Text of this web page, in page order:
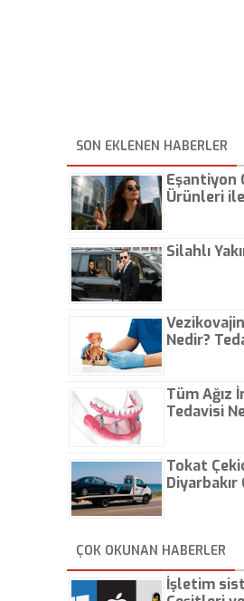
SON EKLENEN HABERLER
Eşantiyon
Ürünleri ile
Silahlı
Nedir?
Tüm Ağız
Tedavisi
Tokat
Diyarbakır
ÇOK OKUNAN HABERLER
İşletim